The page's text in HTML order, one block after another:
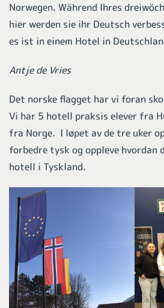
Norwegen. Während Ihres
hier werden sie ihr Deutsch
es ist in einem Hotel in
Antje de Vries
Det norske flagget har vi foran
Vi har 5 hotell praksis elever fra
fra Norge. I løpet av de tre uker
forbedre tysk og oppleve hvordan
hotell i Tyskland.